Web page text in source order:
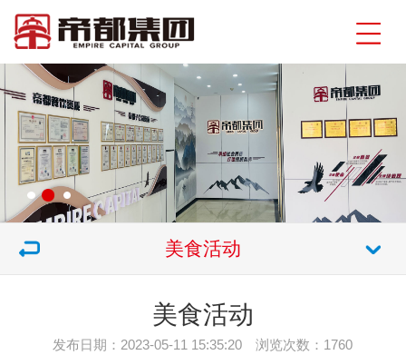
美食活动
美食活动
发布日期：2023-05-11 15:35:20 浏览次数： 1760